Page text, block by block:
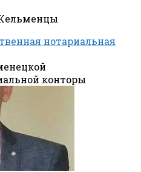
нотариальная
конторы